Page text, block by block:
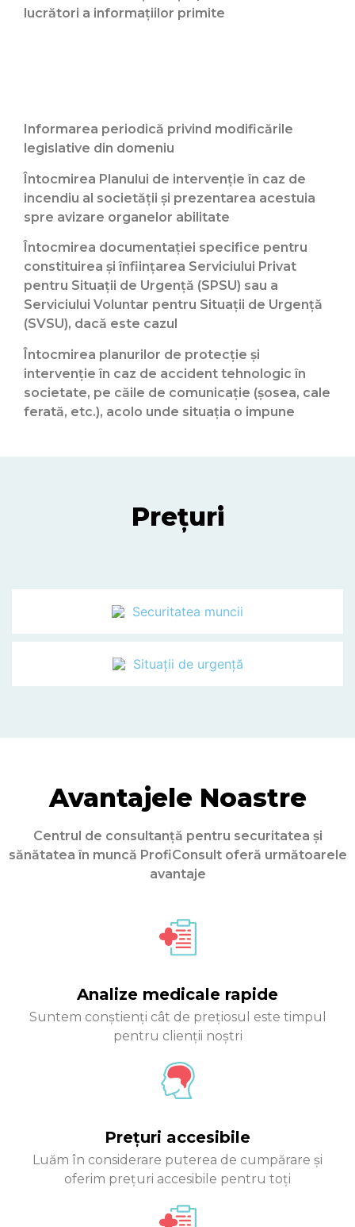
lucrători a informaţiilor primite
Informarea periodică privind modificările
legislative din domeniu
Întocmirea Planului de intervenţie în caz de
incendiu al societăţii şi prezentarea acestuia
spre avizare organelor abilitate
Întocmirea documentaţiei specifice pentru
constituirea şi înfiinţarea Serviciului Privat
pentru Situaţii de Urgenţă (SPSU) sau a
Serviciului Voluntar pentru Situaţii de Urgenţă
(SVSU), dacă este cazul
Întocmirea planurilor de protecţie şi
intervenţie în caz de accident tehnologic în
societate, pe căile de comunicaţie (şosea, cale
ferată, etc.), acolo unde situaţia o impune
Prețuri
Securitatea muncii
Situații de urgență
Avantajele Noastre
Centrul de consultanță pentru securitatea și
sănătatea în muncă ProfiConsult oferă următoarele
avantaje
Analize medicale rapide
Suntem conștienți cât de prețiosul este timpul
pentru clienții noștri
Prețuri accesibile
Luăm în considerare puterea de cumpărare și
oferim prețuri accesibile pentru toți